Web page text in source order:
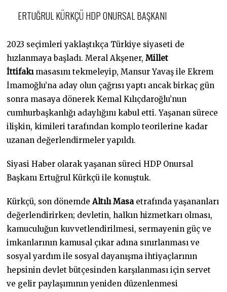
ERTUĞRUL KÜRKÇÜ HDP ONURSAL BAŞKANI
2023 seçimleri yaklaştıkça Türkiye siyaseti de
hızlanmaya başladı. Meral Akşener,Millet
İttifakı masasını tekmeleyip, Mansur Yavaş ile Ekrem
İmamoğlu’na aday olun çağrısı yaptı ancak birkaç gün
sonra masaya dönerek Kemal Kılıçdaroğlu’nun
cumhurbaşkanlığı adaylığını kabul etti. Yaşanan sürece
ilişkin, kimileri tarafından komplo teorilerine kadar
uzanan değerlendirmeler yapıldı.
Siyasi Haber olarak yaşanan süreci HDP Onursal
Başkanı Ertuğrul Kürkçü ile konuştuk.
Kürkçü, son dönemdeAltılı Masaetrafında yaşananları
değerlendirirken; devletin, halkın hizmetkarı olması,
kamuculuğun kuvvetlendirilmesi, sermayenin güç ve
imkanlarının kamusal çıkar adına sınırlanması ve
sosyal yardım ile sosyal dayanışma ihtiyaçlarının
hepsinin devlet bütçesinden karşılanması için servet
ve gelir paylaşımının yeniden düzenlenmesi